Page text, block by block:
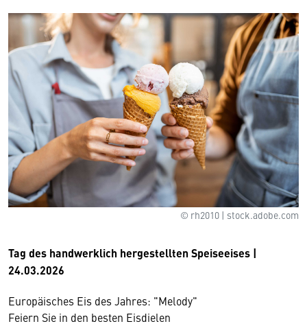
© rh2010 | stock.adobe.com
Tag des handwerklich hergestellten Speiseeises |
24.03.2026
Europäisches Eis des Jahres: "Melody"
Feiern Sie in den besten Eisdielen